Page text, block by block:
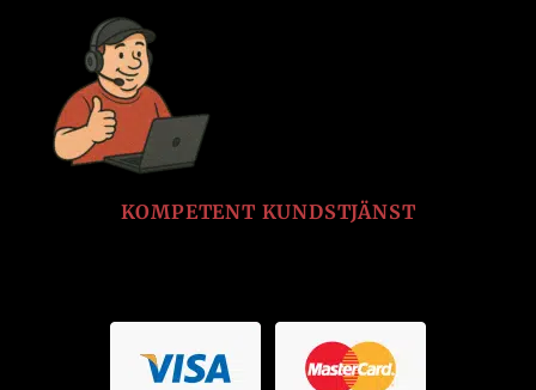
KOMPETENT KUNDSTJÄNST